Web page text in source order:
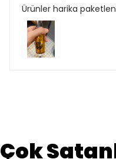
Ürünler harika
Çok